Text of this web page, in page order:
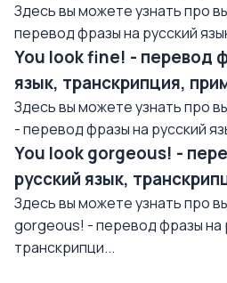
Здесь вы можете узнать про
перевод фразы на русский
You look fine! - перевод
язык, транскрипция,
Здесь вы можете узнать про
- перевод фразы на русский
You look gorgeous! -
русский язык,
Здесь вы можете узнать про
gorgeous! - перевод фразы на
транскрипци...